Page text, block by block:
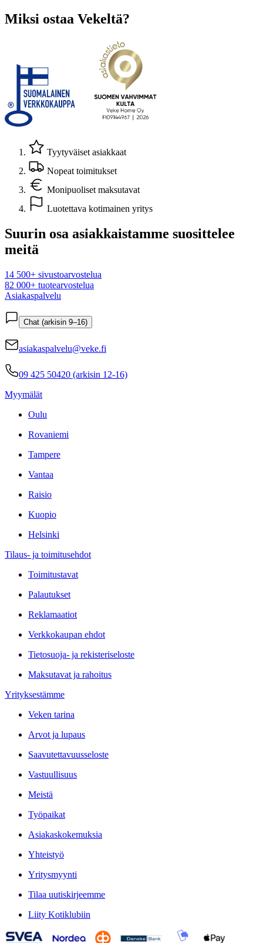
Miksi ostaa Vekeltä?
Tyytyväiset asiakkaat
Nopeat toimitukset
Monipuoliset maksutavat
Luotettava kotimainen yritys
Suurin osa asiakkaistamme suosittelee
meitä
14 500+ sivustoarvostelua
82 000+ tuotearvostelua
Asiakaspalvelu
Chat (arkisin 9–16)
asiakaspalvelu@veke.fi
09 425 50420 (arkisin 12-16)
Myymälät
Oulu
Rovaniemi
Tampere
Vantaa
Raisio
Kuopio
Helsinki
Tilaus- ja toimitusehdot
Toimitustavat
Palautukset
Reklamaatiot
Verkkokaupan ehdot
Tietosuoja- ja rekisteriseloste
Maksutavat ja rahoitus
Yrityksestämme
Veken tarina
Arvot ja lupaus
Saavutettavuusseloste
Vastuullisuus
Meistä
Työpaikat
Asiakaskokemuksia
Yhteistyö
Yritysmyynti
Tilaa uutiskirjeemme
Liity Kotiklubiin